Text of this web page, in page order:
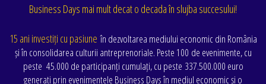
Business Days mai mult decat o decada în slujba succesului!
15 ani investiți cu pasiune în dezvoltarea mediului economic din România
și în consolidarea culturii antreprenoriale. Peste 100 de evenimente, cu
peste 45.000 de participanți cumulați, cu peste 337.500.000 euro
generați prin evenimentele Business Days în mediul economic și o